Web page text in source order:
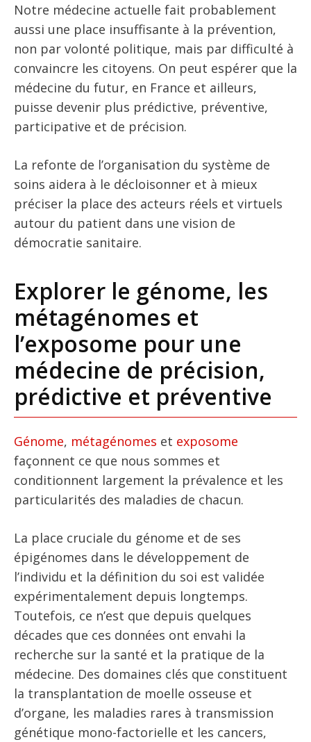
Notre médecine actuelle fait probablement
aussi une place insuffisante à la prévention,
non par volonté politique, mais par difficulté à
convaincre les citoyens. On peut espérer que la
médecine du futur, en France et ailleurs,
puisse devenir plus prédictive, préventive,
participative et de précision.
La refonte de l’organisation du système de
soins aidera à le décloisonner et à mieux
préciser la place des acteurs réels et virtuels
autour du patient dans une vision de
démocratie sanitaire.
Explorer le génome, les
métagénomes et
l’exposome pour une
médecine de précision,
prédictive et préventive
Génome, métagénomes et exposome
façonnent ce que nous sommes et
conditionnent largement la prévalence et les
particularités des maladies de chacun.
La place cruciale du génome et de ses
épigénomes dans le développement de
l’individu et la définition du soi est validée
expérimentalement depuis longtemps.
Toutefois, ce n’est que depuis quelques
décades que ces données ont envahi la
recherche sur la santé et la pratique de la
médecine. Des domaines clés que constituent
la transplantation de moelle osseuse et
d’organe, les maladies rares à transmission
génétique mono-factorielle et les cancers,